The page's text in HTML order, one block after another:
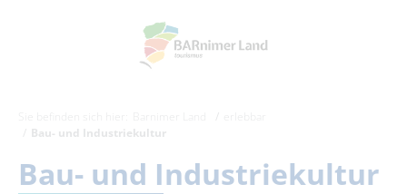
Bau- und Industriekultur
Bau- und Industriekultur